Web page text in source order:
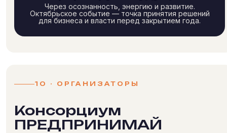
Через осознанность, энергию и развитие.
Октябрьское событие — точка принятия решений
для бизнеса и власти перед закрытием года.
10 · ОРГАНИЗАТОРЫ
Консорциум
ПРЕДПРИНИМАЙ